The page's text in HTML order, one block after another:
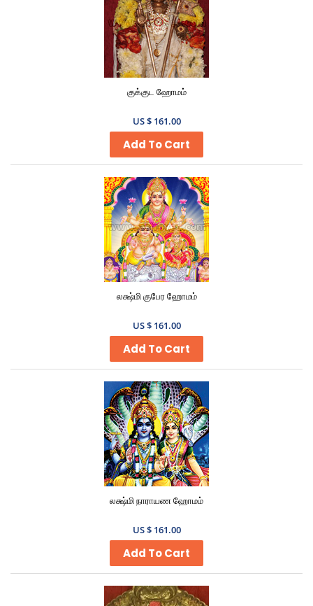
குக்குட ஹோமம்
US $ 161.00
Add To Cart
லக்ஷ்மி குபேர ஹோமம்
US $ 161.00
Add To Cart
லக்ஷ்மி நாராயண ஹோமம்
US $ 161.00
Add To Cart